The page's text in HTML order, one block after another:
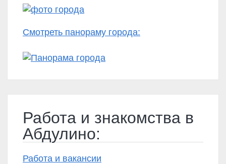
Смотреть панораму города:
Работа и знакомства в
Абдулино:
Работа и вакансии